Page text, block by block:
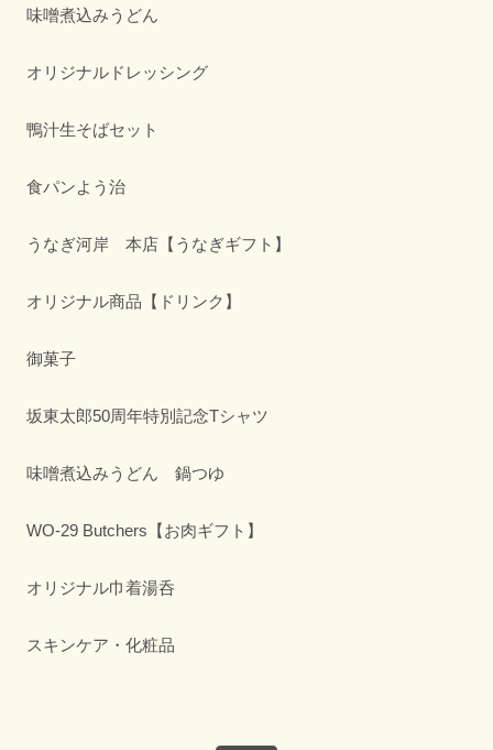
味噌煮込みうどん
オリジナルドレッシング
鴨汁生そばセット
食パンよう治
うなぎ河岸 本店【うなぎギフト】
オリジナル商品【ドリンク】
御菓子
坂東太郎50周年特別記念Tシャツ
味噌煮込みうどん 鍋つゆ
WO-29 Butchers【お肉ギフト】
オリジナル巾着湯呑
スキンケア・化粧品